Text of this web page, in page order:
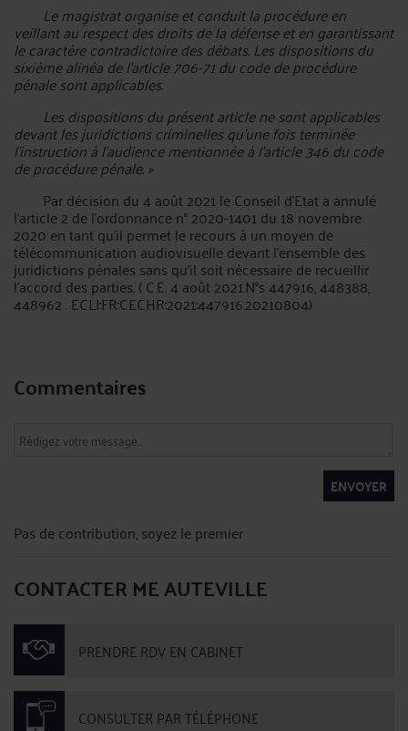
Le magistrat organise et conduit la procédure en
veillant au respect des droits de la défense et en garantissant
le caractère contradictoire des débats. Les dispositions du
sixième alinéa de l'article 706-71 du code de procédure
pénale sont applicables.
Les dispositions du présent article ne sont applicables
devant les juridictions criminelles qu'une fois terminée
l'instruction à l'audience mentionnée à l'article 346 du code
de procédure pénale. »
Par décision du 4 août 2021 le Conseil d’Etat a annulé
l’article 2 de l’ordonnance n° 2020-1401 du 18 novembre
2020 en tant qu’il permet le recours à un moyen de
télécommunication audiovisuelle devant l’ensemble des
juridictions pénales sans qu’il soit nécessaire de recueillir
l’accord des parties. ( C.E. 4 août 2021.N°s 447916, 448388,
448962 . ECLI:FR:CECHR:2021:447916.20210804)
Commentaires
ENVOYER
Pas de contribution, soyez le premier
CONTACTER ME AUTEVILLE
PRENDRE RDV EN CABINET
CONSULTER PAR TÉLÉPHONE